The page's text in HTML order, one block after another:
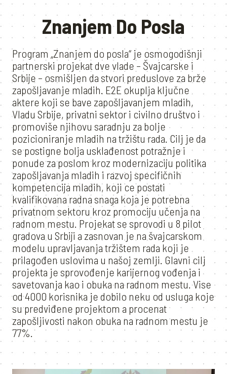
Znanjem Do Posla
Program „Znanjem do posla“ je osmogodišnji
partnerski projekat dve vlade – Švajcarske i
Srbije – osmišljen da stvori preduslove za brže
zapošljavanje mladih. E2E okuplja ključne
aktere koji se bave zapošljavanjem mladih,
Vladu Srbije, privatni sektor i civilno društvo i
promoviše njihovu saradnju za bolje
pozicioniranje mladih na tržištu rada. Cilj je da
se postigne bolja usklađenost potražnje i
ponude za poslom kroz modernizaciju politika
zapošljavanja mladih i razvoj specifičnih
kompetencija mladih, koji ce postati
kvalifikovana radna snaga koja je potrebna
privatnom sektoru kroz promociju učenja na
radnom mestu. Projekat se sprovodi u 8 pilot
gradova u Srbiji a zasnovan je na švajcarskom
modelu upravljavanja tržištem rada koji je
prilagođen uslovima u našoj zemlji. Glavni cilj
projekta je sprovođenje karijernog vođenja i
savetovanja kao i obuka na radnom mestu. Vise
od 4000 korisnika je dobilo neku od usluga koje
su predviđene projektom a procenat
zapošljivosti nakon obuka na radnom mestu je
77%.